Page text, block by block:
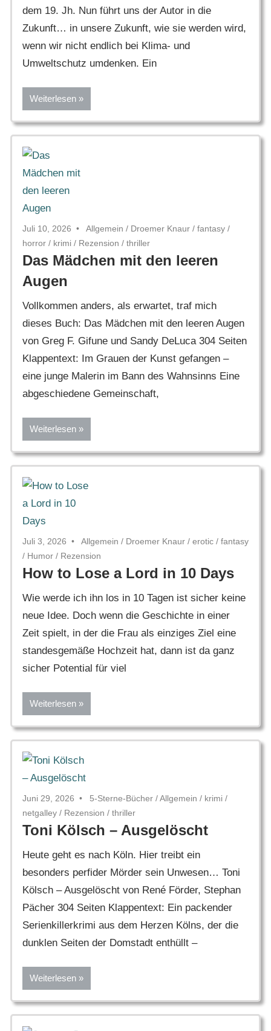
dem 19. Jh. Nun führt uns der Autor in die
Zukunft… in unsere Zukunft, wie sie werden wird,
wenn wir nicht endlich bei Klima- und
Umweltschutz umdenken. Ein
Weiterlesen
Juli 10, 2026 Allgemein / Droemer Knaur / fantasy /
horror / krimi / Rezension / thriller
Das Mädchen mit den leeren
Augen
Vollkommen anders, als erwartet, traf mich
dieses Buch: Das Mädchen mit den leeren Augen
von Greg F. Gifune und Sandy DeLuca 304 Seiten
Klappentext: Im Grauen der Kunst gefangen –
eine junge Malerin im Bann des Wahnsinns Eine
abgeschiedene Gemeinschaft,
Weiterlesen
Juli 3, 2026 Allgemein / Droemer Knaur / erotic / fantasy
/ Humor / Rezension
How to Lose a Lord in 10 Days
Wie werde ich ihn los in 10 Tagen ist sicher keine
neue Idee. Doch wenn die Geschichte in einer
Zeit spielt, in der die Frau als einziges Ziel eine
standesgemäße Hochzeit hat, dann ist da ganz
sicher Potential für viel
Weiterlesen
Juni 29, 2026 5-Sterne-Bücher /Allgemein / krimi /
netgalley / Rezension / thriller
Toni Kölsch – Ausgelöscht
Heute geht es nach Köln. Hier treibt ein
besonders perfider Mörder sein Unwesen… Toni
Kölsch – Ausgelöscht von René Förder, Stephan
Pächer 304 Seiten Klappentext: Ein packender
Serienkillerkrimi aus dem Herzen Kölns, der die
dunklen Seiten der Domstadt enthüllt –
Weiterlesen